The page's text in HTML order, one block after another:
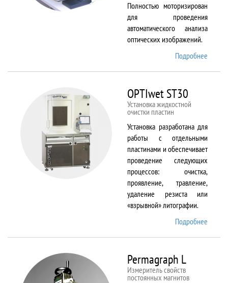
Полностью моторизирован
для проведения
автоматического анализа
оптических изображений.
Подробнее
OPTIwet ST30
Установка жидкостной
очистки пластин
Установка разработана для
работы с отдельными
пластинами и обеспечивает
проведение следующих
процессов: очистка,
проявление, травление,
удаление резиста или
«взрывной» литографии.
Подробнее
Permagraph L
Измеритель свойств
постоянных магнитов